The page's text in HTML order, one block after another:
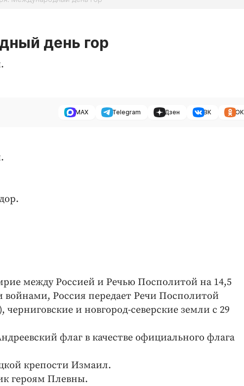
день гор
MAX Telegram Дзен ВК ОК
между Россией и Речью Посполитой на 14,5
Россия передает Речи Посполитой
и новгород-северские земли с 29
флаг в качестве официального флага
крепости Измаил.
героям Плевны.